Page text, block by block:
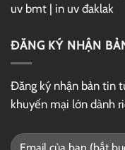
uv bmt | in uv đaklak
ĐĂNG KÝ NHẬN
Đăng ký nhận bản tin
khuyến mại lớn dành